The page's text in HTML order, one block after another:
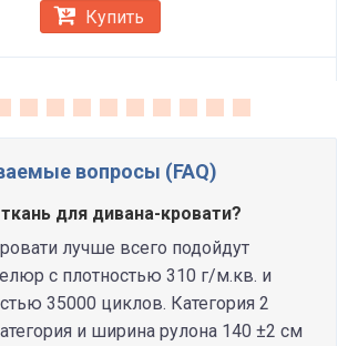
Купить
вопросы (FAQ)
для дивана-кровати?
лучше всего подойдут
с плотностью 310 г/м.кв. и
35000 циклов. Категория 2
и ширина рулона 140 ±2 см